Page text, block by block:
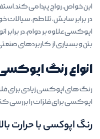
این خواص، رواج پیدا می
در برابر سایش، تلاطم، سیالات
اپوکسی علاوه بر دوام، در برابر
بتن و بسیاری از کاربردهای
انواع رنگ
رنگ های اپوکسی زیادی برای فلز
اپوکسی برای فلزات را بررسی
رنگ اپوکسی با حرارت